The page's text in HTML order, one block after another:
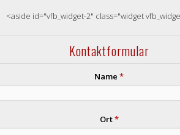
<aside id="vfb_widget-2" class="widget
Kontaktformular
Name*
Ort*